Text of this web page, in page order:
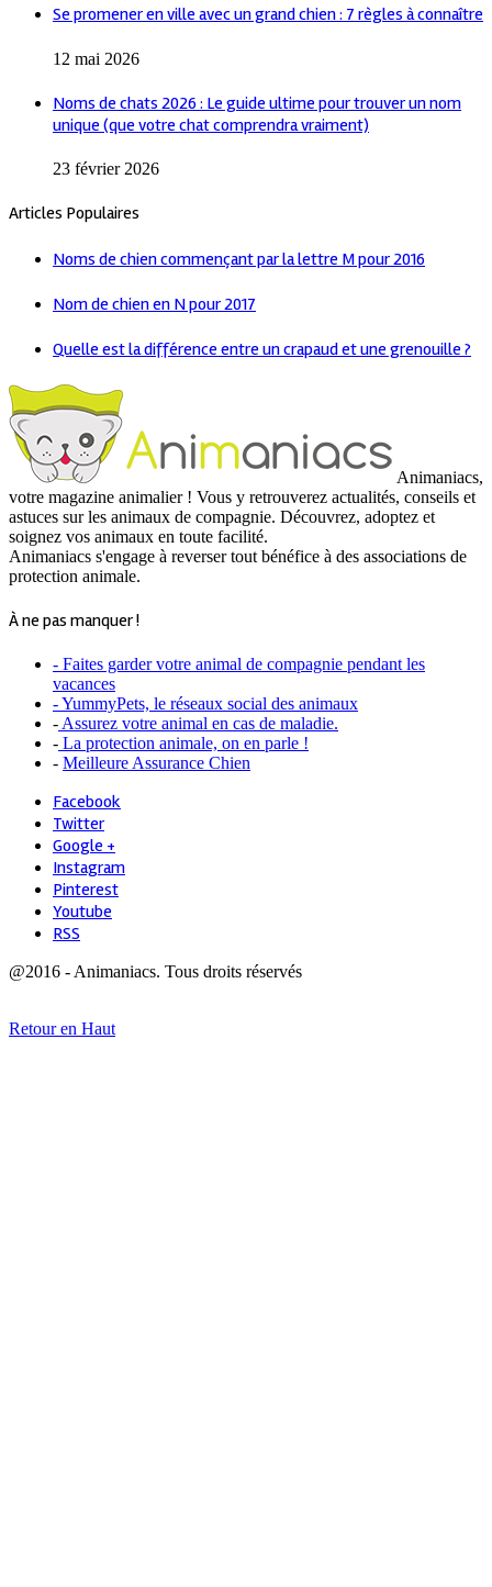
Se promener en ville avec un grand chien : 7 règles à connaître
12 mai 2026
Noms de chats 2026 : Le guide ultime pour trouver un nom
unique (que votre chat comprendra vraiment)
23 février 2026
Articles Populaires
Noms de chien commençant par la lettre M pour 2016
Nom de chien en N pour 2017
Quelle est la différence entre un crapaud et une grenouille ?
Animaniacs,
votre magazine animalier ! Vous y retrouverez actualités, conseils et
astuces sur les animaux de compagnie. Découvrez, adoptez et
soignez vos animaux en toute facilité.
Animaniacs s'engage à reverser tout bénéfice à des associations de
protection animale.
À ne pas manquer !
- Faites garder votre animal de compagnie pendant les
vacances
- YummyPets, le réseaux social des animaux
- Assurez votre animal en cas de maladie.
- La protection animale, on en parle !
- Meilleure Assurance Chien
Facebook
Twitter
Google +
Instagram
Pinterest
Youtube
RSS
@2016 - Animaniacs. Tous droits réservés
Retour en Haut